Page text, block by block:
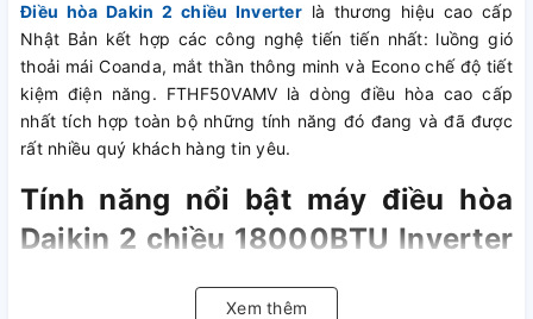
Điều hòa Dakin 2 chiều Inverter là thương hiệu cao cấp
Nhật Bản kết hợp các công nghệ tiến tiến nhất: luồng gió
thoải mái Coanda, mắt thần thông minh và Econo chế độ tiết
kiệm điện năng. FTHF50VAMV là dòng điều hòa cao cấp
nhất tích hợp toàn bộ những tính năng đó đang và đã được
rất nhiều quý khách hàng tin yêu.
Tính năng nổi bật máy điều hòa
Daikin 2 chiều 18000BTU Inverter
model FTHF50RVMV
Xem thêm